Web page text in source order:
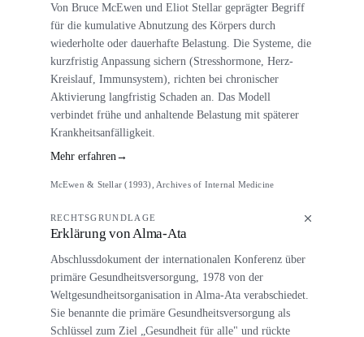
Von Bruce McEwen und Eliot Stellar geprägter Begriff
für die kumulative Abnutzung des Körpers durch
wiederholte oder dauerhafte Belastung. Die Systeme, die
kurzfristig Anpassung sichern (Stresshormone, Herz-
Kreislauf, Immunsystem), richten bei chronischer
Aktivierung langfristig Schaden an. Das Modell
verbindet frühe und anhaltende Belastung mit späterer
Krankheitsanfälligkeit.
Mehr erfahren →
McEwen & Stellar (1993), Archives of Internal Medicine
RECHTSGRUNDLAGE
Erklärung von Alma-Ata
Abschlussdokument der internationalen Konferenz über
primäre Gesundheitsversorgung, 1978 von der
Weltgesundheitsorganisation in Alma-Ata verabschiedet.
Sie benannte die primäre Gesundheitsversorgung als
Schlüssel zum Ziel „Gesundheit für alle" und rückte